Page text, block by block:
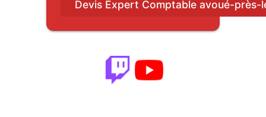
Devis Expert Comptable avoué-